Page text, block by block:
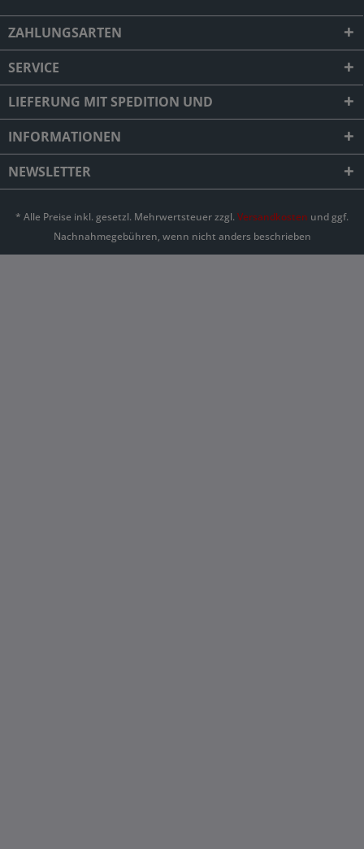
ZAHLUNGSARTEN
SERVICE
LIEFERUNG MIT SPEDITION UND
INFORMATIONEN
NEWSLETTER
* Alle Preise inkl. gesetzl. Mehrwertsteuer zzgl. Versandkosten und ggf.
Nachnahmegebühren, wenn nicht anders beschrieben